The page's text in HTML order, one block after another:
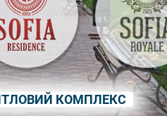
КОМПЛЕКС